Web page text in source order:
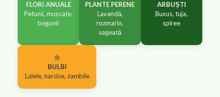
FLORI ANUALE
Petunii, mușcate,
begonii
PLANTE PERENE
Lavandă,
rozmarin,
sageată
ARBUȘTI
Buxus, tuja,
spiree
🌼
BULBI
Lalele, narcise, zambile